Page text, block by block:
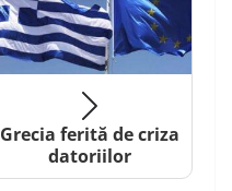
Grecia ferită de criza
datoriilor